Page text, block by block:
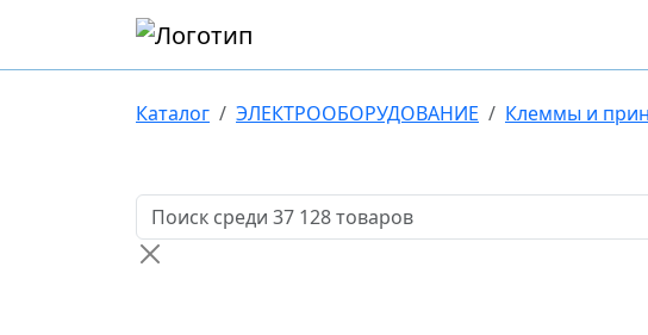
Каталог ЭЛЕКТРООБОРУДОВАНИЕ Клеммы и
Поиск товаров по названию или артикулу